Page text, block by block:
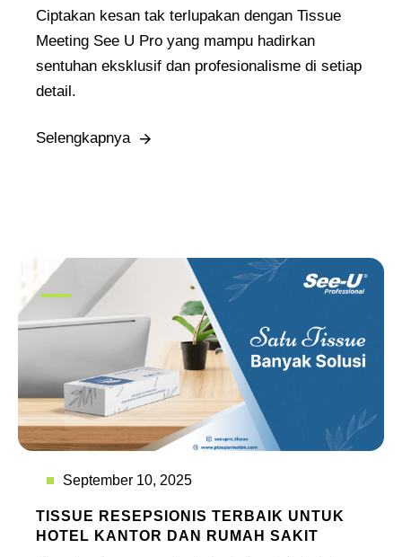
Ciptakan kesan tak terlupakan dengan Tissue
Meeting See U Pro yang mampu hadirkan
sentuhan eksklusif dan profesionalisme di setiap
detail.
Selengkapnya
September 10, 2025
TISSUE RESEPSIONIS TERBAIK UNTUK
HOTEL KANTOR DAN RUMAH SAKIT